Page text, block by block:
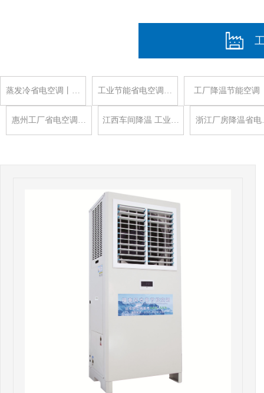
蒸发冷省电空调丨… 工业节能省电空调… 工厂降温节能空调
惠州工厂省电空调… 江西车间降温 工业… 浙江厂房降温省